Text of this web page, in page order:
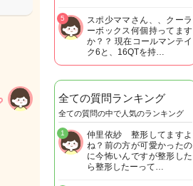
スポ少ママさん、、クーラ
ーボックス何個持ってます
か？？ 現在コールマンテイ
ク6と、16QTを持…
5
全ての質問ランキング
全ての質問の中で人気のランキング
仲里依紗 整形してますよ
ね？前の方が可愛かったの
に今怖いんですが整形した
ら整形したーって…
1